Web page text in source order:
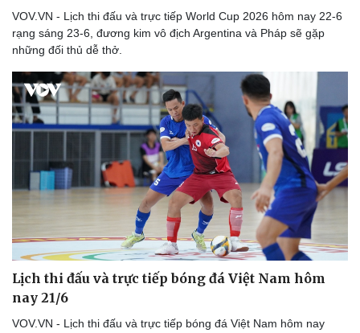
VOV.VN - Lịch thi đấu và trực tiếp World Cup 2026 hôm nay 22-6
rạng sáng 23-6, đương kim vô địch Argentina và Pháp sẽ gặp
những đối thủ dễ thở.
Lịch thi đấu và trực tiếp bóng đá Việt Nam hôm
nay 21/6
VOV.VN - Lịch thi đấu và trực tiếp bóng đá Việt Nam hôm nay